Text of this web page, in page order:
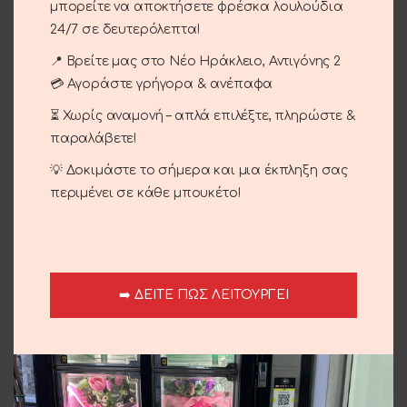
Κωδικός προϊόντος:16-34
Κατηγορίες: Γενέθλια - Γιορτή
Τριαντάφυλλα
Brand:Le Fleuriste
Share:
Περιγραφή
Χρώμα που εμπνέεις ενεργεία!
Αποστολή και παράδοση
μπορείτε να αποκτήσετε φρέσκα λουλούδια
24/7 σε δευτερόλεπτα!
📍 Βρείτε μας στο Νέο Ηράκλειο, Αντιγόνης 2
💳 Αγοράστε γρήγορα & ανέπαφα
⏳ Χωρίς αναμονή – απλά επιλέξτε, πληρώστε &
παραλάβετε!
💡 Δοκιμάστε το σήμερα και μια έκπληξη σας
περιμένει σε κάθε μπουκέτο!
➡️ ΔΕΙΤΕ ΠΩΣ ΛΕΙΤΟΥΡΓΕΙ